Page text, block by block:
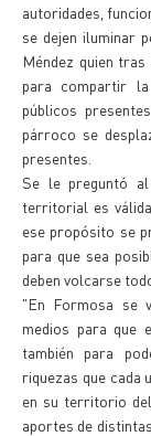
autoridades,
se dejen iluminar
Méndez quien
para compartir
públicos
párroco se
presentes.
Se le preguntó
territorial es
ese propósito se
para que sea
deben volcarse
"En Formosa se
medios para que
también para
riquezas que cada
en su territorio
aportes de